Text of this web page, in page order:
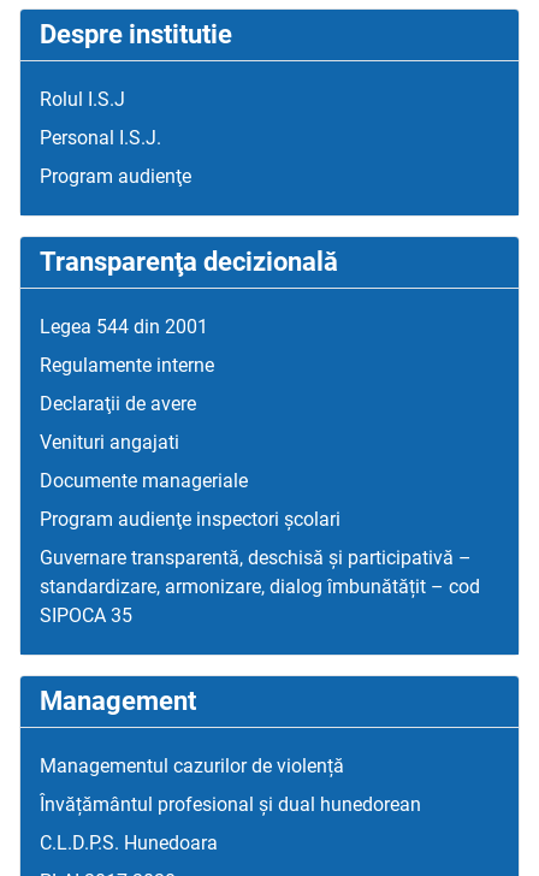
Despre institutie
Rolul I.S.J
Personal I.S.J.
Program audienţe
Transparenţa decizională
Legea 544 din 2001
Regulamente interne
Declaraţii de avere
Venituri angajati
Documente manageriale
Program audienţe inspectori școlari
Guvernare transparentă, deschisă și participativă –
standardizare, armonizare, dialog îmbunătățit – cod
SIPOCA 35
Management
Managementul cazurilor de violență
Învățământul profesional și dual hunedorean
C.L.D.P.S. Hunedoara